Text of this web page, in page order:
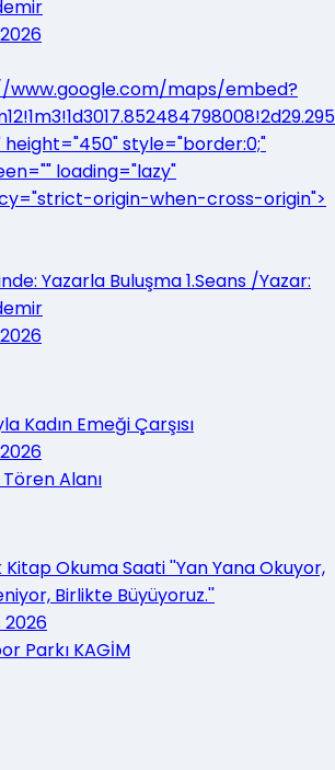
maps/embed?
style="border:0;"
loading="lazy"
origin-when-cross-origin">
Yazarla Buluşma 1.Seans /Yazar:
Kadın Emeği Çarşısı
Alanı
Okuma Saati ''Yan Yana Okuyor,
Birlikte Büyüyoruz.''
2026
Parkı KAGİM